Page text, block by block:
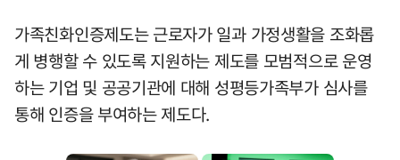
가족친화인증제도는 근로자가 일과 가정생활을 조화롭
게 병행할 수 있도록 지원하는 제도를 모범적으로 운영
하는 기업 및 공공기관에 대해 성평등가족부가 심사를
통해 인증을 부여하는 제도다.